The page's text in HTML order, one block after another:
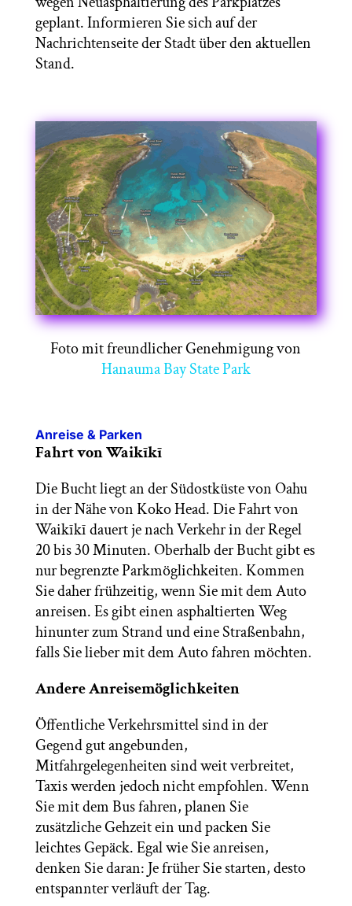
geplant. Informieren Sie sich auf der
Nachrichtenseite der Stadt über den aktuellen
Stand.
Foto mit freundlicher Genehmigung von
Hanauma Bay State Park
Anreise & Parken
Fahrt von Waikīkī
Die Bucht liegt an der Südostküste von Oahu
in der Nähe von Koko Head. Die Fahrt von
Waikīkī dauert je nach Verkehr in der Regel
20 bis 30 Minuten. Oberhalb der Bucht gibt es
nur begrenzte Parkmöglichkeiten. Kommen
Sie daher frühzeitig, wenn Sie mit dem Auto
anreisen. Es gibt einen asphaltierten Weg
hinunter zum Strand und eine Straßenbahn,
falls Sie lieber mit dem Auto fahren möchten.
Andere Anreisemöglichkeiten
Öffentliche Verkehrsmittel sind in der
Gegend gut angebunden,
Mitfahrgelegenheiten sind weit verbreitet,
Taxis werden jedoch nicht empfohlen. Wenn
Sie mit dem Bus fahren, planen Sie
zusätzliche Gehzeit ein und packen Sie
leichtes Gepäck. Egal wie Sie anreisen,
denken Sie daran: Je früher Sie starten, desto
entspannter verläuft der Tag.